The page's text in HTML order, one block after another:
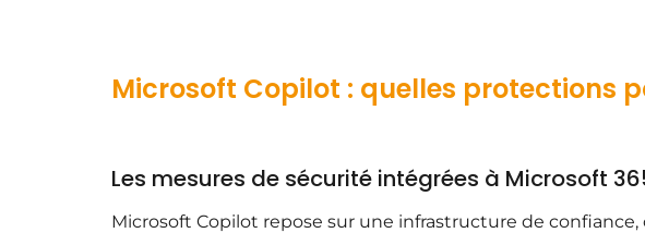
Microsoft Copilot : quelles protections
Les mesures de sécurité intégrées à Microsoft
Microsoft Copilot repose sur une infrastructure de